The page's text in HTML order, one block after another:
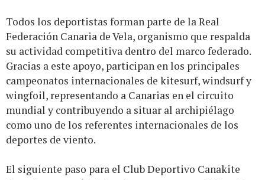
Todos los deportistas forman parte de la Real
Federación Canaria de Vela, organismo que respalda
su actividad competitiva dentro del marco federado.
Gracias a este apoyo, participan en los principales
campeonatos internacionales de kitesurf, windsurf y
wingfoil, representando a Canarias en el circuito
mundial y contribuyendo a situar al archipiélago
como uno de los referentes internacionales de los
deportes de viento.
El siguiente paso para el Club Deportivo Canakite